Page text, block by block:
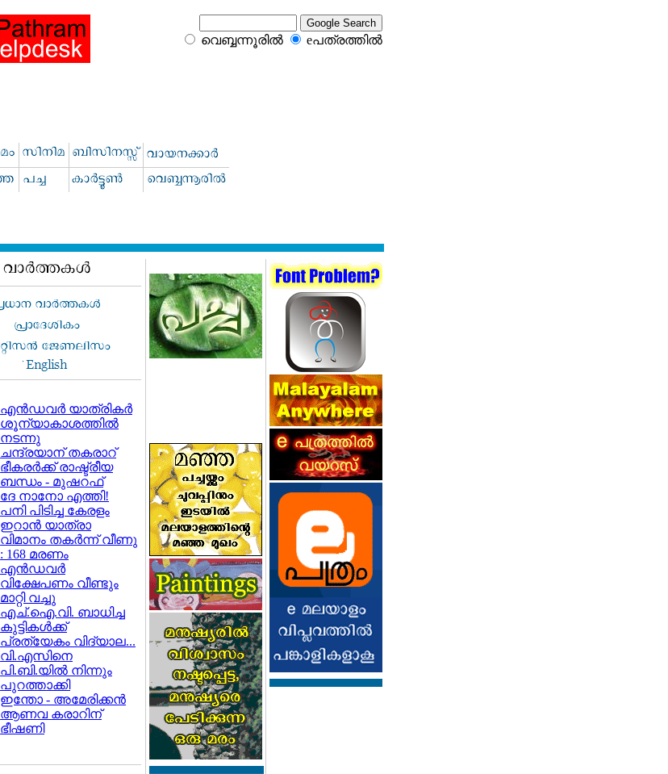
വെബ്ബന്നൂരില്‍ eപത്രത്തില്‍
എന്‍ഡവര്‍ യാത്രികര്‍
ശൂന്യാകാശത്തില്‍
നടന്നു
ചന്ദ്രയാന് തകരാറ്
ഭീകരര്‍ക്ക് രാഷ്ട്രീയ
ബന്ധം - മുഷറഫ്
ദേ നാനോ എത്തി!
പനി പിടിച്ച കേരളം
ഇറാന്‍ യാത്രാ
വിമാനം തകര്‍ന്ന് വീണു
: 168 മരണം
എന്‍ഡവര്‍
വിക്ഷേപണം വീണ്ടും
മാറ്റി വച്ചു
എച്.ഐ.വി. ബാധിച്ച
കുട്ടികള്‍ക്ക്
പ്രത്യേകം വിദ്യാല...
വി.എസിനെ
പി.ബി.യില്‍ നിന്നും
പുറത്താക്കി
ഇന്തോ - അമേരിക്കന്‍
ആണവ കരാറിന്
ഭീഷണി